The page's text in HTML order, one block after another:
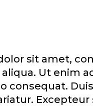
sit amet,
Ut enim
consequat.